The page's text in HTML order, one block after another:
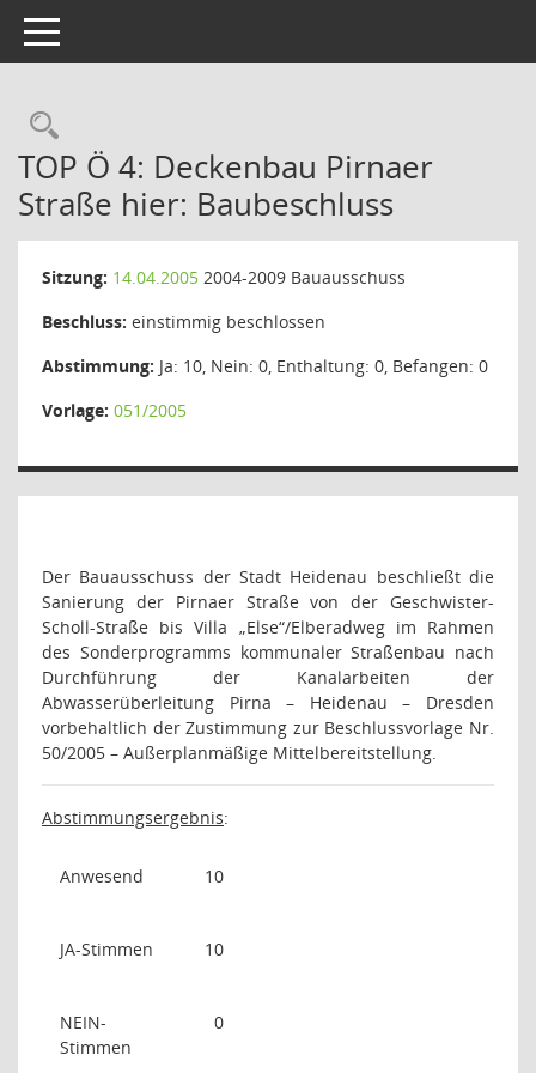
Toggle navigation
Rechercheauswahl
TOP Ö 4: Deckenbau Pirnaer
Straße hier: Baubeschluss
Sitzung: 14.04.2005 2004-2009 Bauausschuss
Beschluss: einstimmig beschlossen
Abstimmung: Ja: 10, Nein: 0, Enthaltung: 0, Befangen: 0
Vorlage: 051/2005
Der Bauausschuss der Stadt Heidenau beschließt die
Sanierung der Pirnaer Straße von der Geschwister-
Scholl-Straße bis Villa „Else“/Elberadweg im Rahmen
des Sonderprogramms kommunaler Straßenbau nach
Durchführung der Kanalarbeiten der
Abwasserüberleitung Pirna – Heidenau – Dresden
vorbehaltlich der Zustimmung zur Beschlussvorlage Nr.
50/2005 – Außerplanmäßige Mittelbereitstellung.
Abstimmungsergebnis:
Anwesend 10
JA-Stimmen 10
NEIN-
Stimmen
0